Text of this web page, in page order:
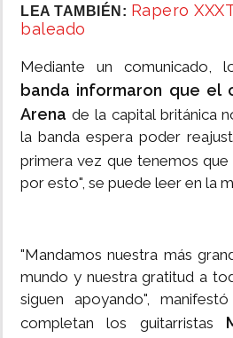
LEA TAMBIÉN: Rapero
baleado
Mediante un comunicado,
banda informaron que el
Arena de la capital británica
la banda espera poder
primera vez que tenemos que
por esto", se puede leer en la
"Mandamos nuestra más
mundo y nuestra gratitud a
siguen apoyando",
completan los guitarristas